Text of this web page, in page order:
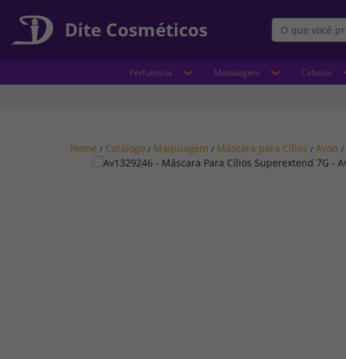
Dite Cosméticos
Perfumaria Maquiagem Cabelos
Home / Catálogo / Maquiagem / Máscara para Cílios / Avon /